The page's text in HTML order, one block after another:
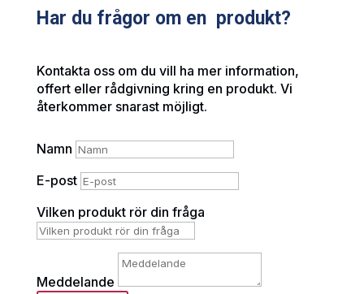
Har du frågor om en produkt?
Kontakta oss om du vill ha mer information,
offert eller rådgivning kring en produkt. Vi
återkommer snarast möjligt.
Namn
E-post
Vilken produkt rör din fråga
Meddelande